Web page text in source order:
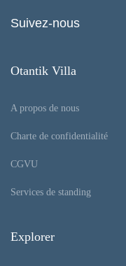
Suivez-nous
Otantik Villa
A propos de nous
Charte de confidentialité
CGVU
Services de standing
Explorer